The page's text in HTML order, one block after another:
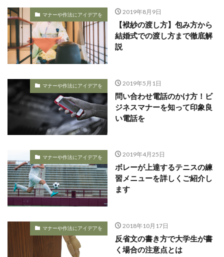
マナーや作法にアイデアを 2019年8月9日
【袱紗の渡し方】包み方から
結婚式での渡し方まで徹底解
説
マナーや作法にアイデアを 2019年5月1日
問い合わせ電話のかけ方！ビ
ジネスマナーを知って印象良
い電話を
マナーや作法にアイデアを 2019年4月25日
ボレーが上達するテニスの練
習メニューを詳しくご紹介し
ます
マナーや作法にアイデアを 2018年10月17日
反省文の書き方で大学生が書
く場合の注意点とは